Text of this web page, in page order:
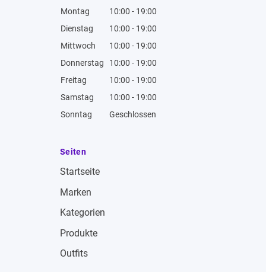
Montag
10:00 - 19:00
Dienstag
10:00 - 19:00
Mittwoch
10:00 - 19:00
Donnerstag
10:00 - 19:00
Freitag
10:00 - 19:00
Samstag
10:00 - 19:00
Sonntag
Geschlossen
Seiten
Startseite
Marken
Kategorien
Produkte
Outfits